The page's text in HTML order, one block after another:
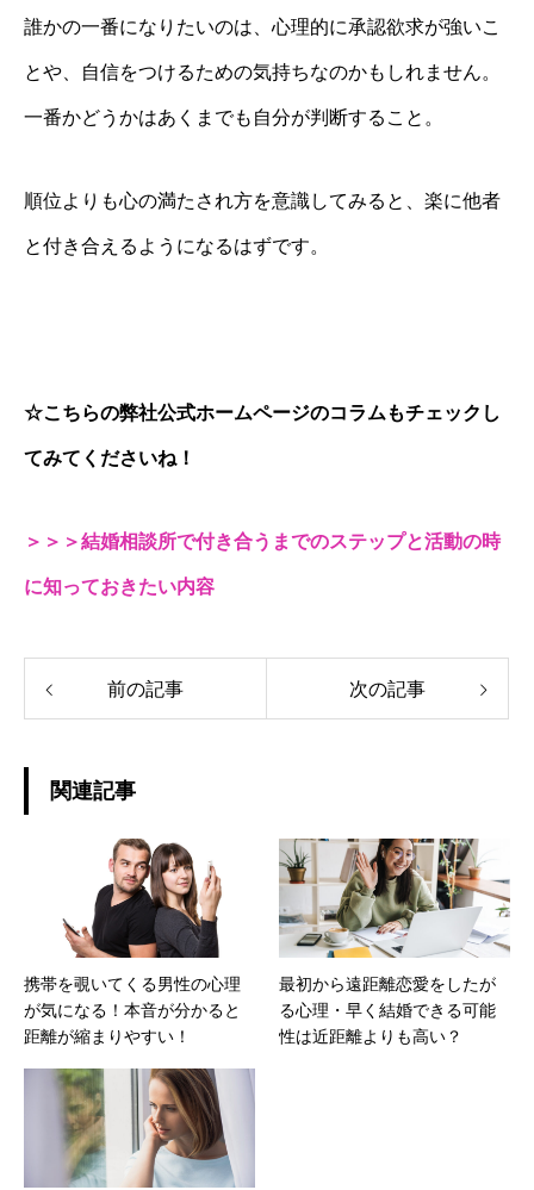
誰かの一番になりたいのは、心理的に承認欲求が強いこ
とや、自信をつけるための気持ちなのかもしれません。
一番かどうかはあくまでも自分が判断すること。
順位よりも心の満たされ方を意識してみると、楽に他者
と付き合えるようになるはずです。
☆こちらの弊社公式ホームページのコラムもチェックし
てみてくださいね！
＞＞＞結婚相談所で付き合うまでのステップと活動の時
に知っておきたい内容
前の記事 次の記事
関連記事
携帯を覗いてくる男性の心理
が気になる！本音が分かると
距離が縮まりやすい！
最初から遠距離恋愛をしたが
る心理・早く結婚できる可能
性は近距離よりも高い？